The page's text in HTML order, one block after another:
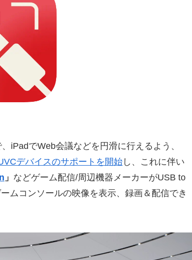
iPadでWeb会議などを円滑に行えるよう、
デバイスのサポートを開始 し、これに伴い
」 などゲーム配信/周辺機器メーカーがUSB to
ムコンソールの映像を表示、録画＆配信でき